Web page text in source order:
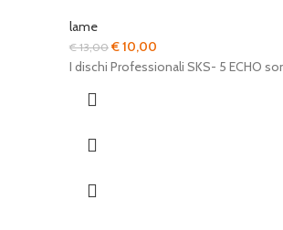
lame
€13,00Il
prezzo
€10,00
prezzo
I dischi Professionali SKS- 5 ECHO